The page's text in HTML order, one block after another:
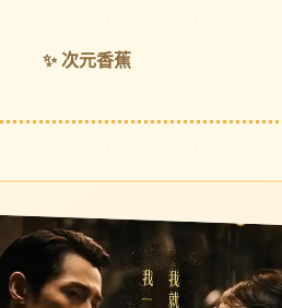
✨ 次元香蕉